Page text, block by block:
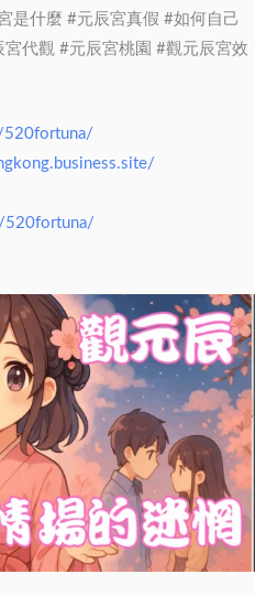
是什麼 #元辰宮真假 #如何自己
代觀 #元辰宮桃園 #觀元辰宮效
520fortuna/
520fortuna/